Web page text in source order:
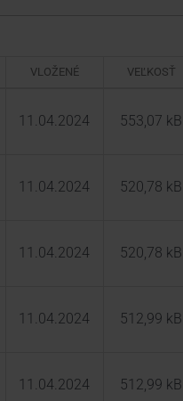
VLOŽENÉ VEĽKOSŤ
11.04.2024 553,07 kB
11.04.2024 520,78 kB
11.04.2024 520,78 kB
11.04.2024 512,99 kB
11.04.2024 512,99 kB